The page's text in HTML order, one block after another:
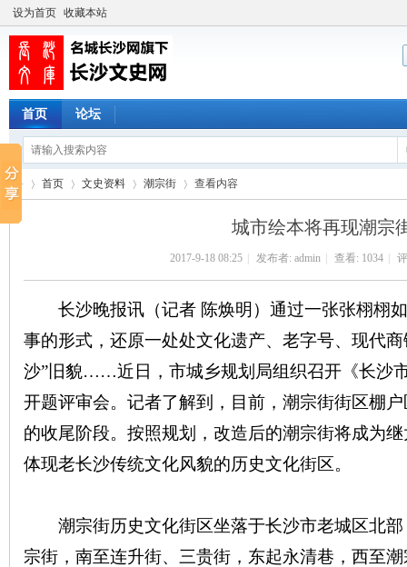
设为首页 收藏本站
首页 论坛
首页 文史资料 潮宗街
›
查看内容
城市绘本将再现潮宗
2017-9-18 08:25 发布者: admin 查看: 1034
长沙晚报讯（记者 陈焕明）通过一张张栩栩
事的形式，还原一处处文化遗产、老字号、现代
沙”旧貌……近日，市城乡规划局组织召开《长沙
开题评审会。记者了解到，目前，潮宗街街区棚
的收尾阶段。按照规划，改造后的潮宗街将成为
体现老长沙传统文化风貌的历史文化街区。
潮宗街历史文化街区坐落于长沙市老城区北部
宗街，南至连升街、三贵街，东起永清巷，西至